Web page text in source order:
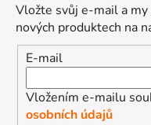
Vložte svůj e-mail a
nových produktech na
E-mail
Vložením e-mailu
osobních údajů